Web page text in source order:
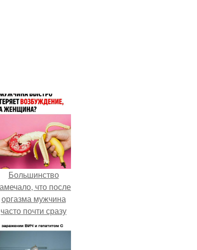
Большинство
что после
оргазма мужчина
часто почти сразу
теряет
тогда
женщина может